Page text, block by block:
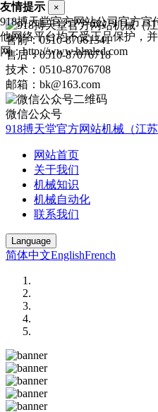
售前：0510-87061341
售后：0510-87076718
技术：0510-87076708
邮箱：bk@163.com
微信公众号
918搏天堂官方网站机械（江
网站首页
关于我们
机械知识
机械自动化
联系我们
Language
简体中文EnglishFrench
友情提示 ×
918搏天堂官方网站公司官方
他网络平台均不受正品保护，
网：http://www.hlmled.com